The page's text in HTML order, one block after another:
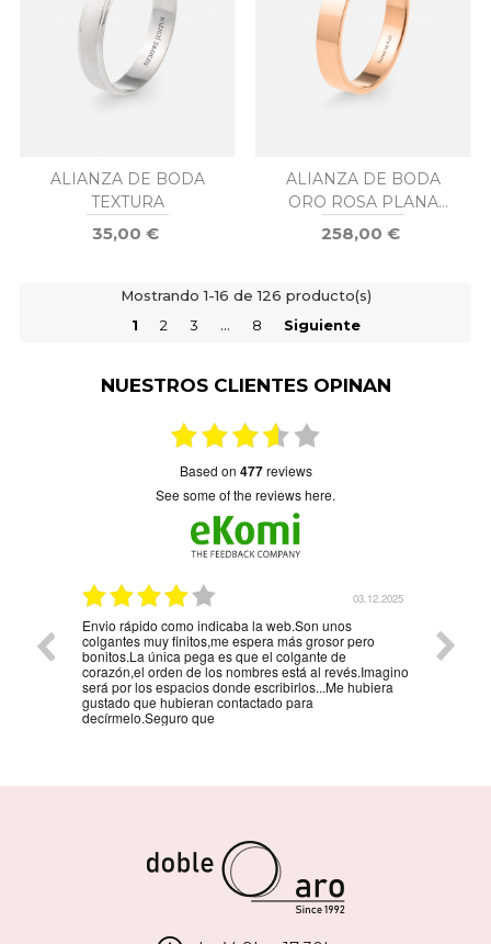
ALIANZA DE BODA
TEXTURA
35,00 €
ALIANZA DE BODA
ORO ROSA PLANA
4MM
258,00 €
Mostrando 1-16 de 126 producto(s)
1
2 3 … 8 Siguiente
NUESTROS CLIENTES OPINAN
based on 477reviews
see some of the reviews here.
03.12.2025
Envio rápido como indicaba la web.Son unos
colgantes muy finitos,me espera más grosor pero
bonitos.La única pega es que el colgante de
corazón,el orden de los nombres está al revés.Imagino
será por los espacios donde escribirlos...Me hubiera
gustado que hubieran contactado para
decírmelo.Seguro que
la